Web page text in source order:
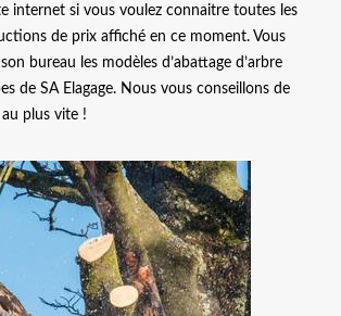
internet si vous voulez connaitre toutes les
de prix affiché en ce moment. Vous
bureau les modèles d’abattage d’arbre
de SA Elagage. Nous vous conseillons de
plus vite !